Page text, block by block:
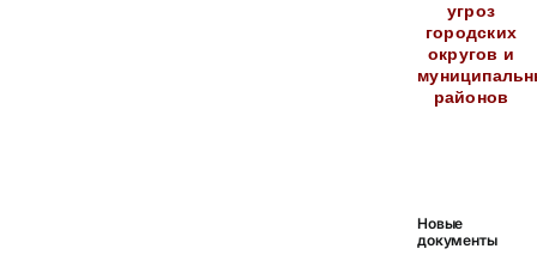
угроз
городских
округов и
районов
Новые
документы